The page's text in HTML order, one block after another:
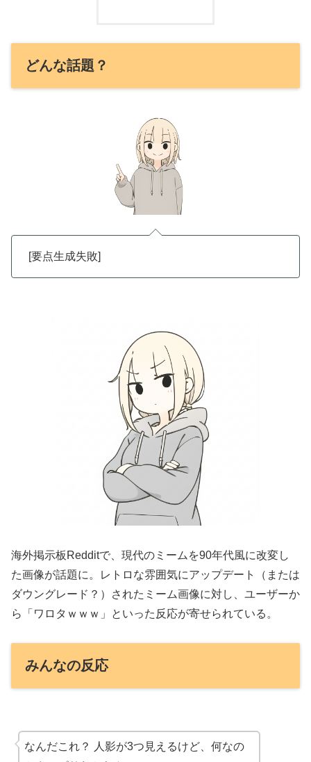
どんな話題？
[要点生成失敗]
海外掲示板Redditで、現代のミームを90年代風に改変し
た画像が話題に。レトロな雰囲気にアップデート（または
ダウングレード？）されたミーム画像に対し、ユーザーか
ら「ワロタｗｗｗ」といった反応が寄せられている。
みんなの反応
なんだこれ？ 人影が3つ見えるけど、何なの